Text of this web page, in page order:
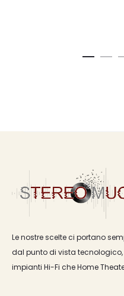
Le nostre scelte ci portano
dal punto di vista tecnologico,
impianti Hi-Fi che Home